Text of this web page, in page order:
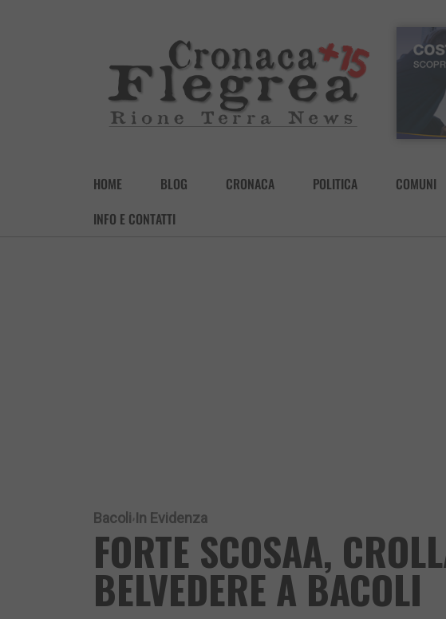
HOME BLOG CRONACA POLITICA COMUNI
INFO E CONTATTI
Bacoli In Evidenza
FORTE SCOSAA,
BELVEDERE A BACOLI